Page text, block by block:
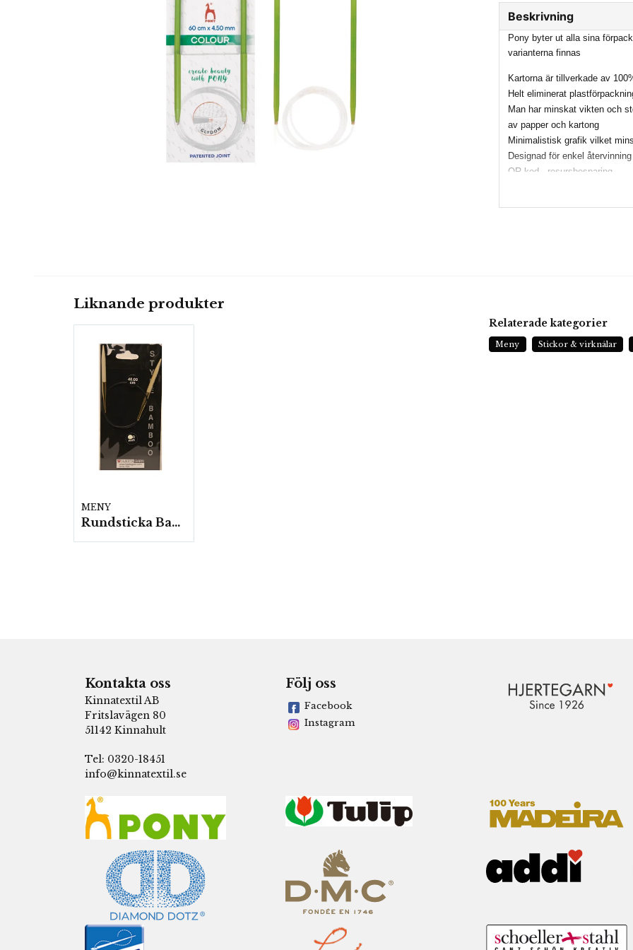
Beskrivning
Pony byter ut alla sina
varianterna finnas
Kartorna är tillverkade av
Helt eliminerat
Man har minskat vikten och
av papper och kartong
Minimalistisk grafik vilket
Designad för enkel
QR kod - resursbesparing
Liknande produkter
MENY
Rundsticka Bamboo 5 st/fp.
Relaterade kategorier
Meny Stickor & virknålar
Kontakta oss
Kinnatextil AB
Fritslavägen 80
51142 Kinnahult
Tel: 0320-18451
info@kinnatextil.se
Följ oss
Facebook
Instagram